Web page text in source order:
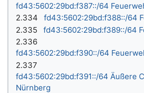
fd43:5602:29bd:f387::/64
2.334
fd43:5602:29bd:f388::/64
2.335
fd43:5602:29bd:f389::/64
2.336
fd43:5602:29bd:f390::/64
2.337
fd43:5602:29bd:f391::/64 Äußere
Nürnberg